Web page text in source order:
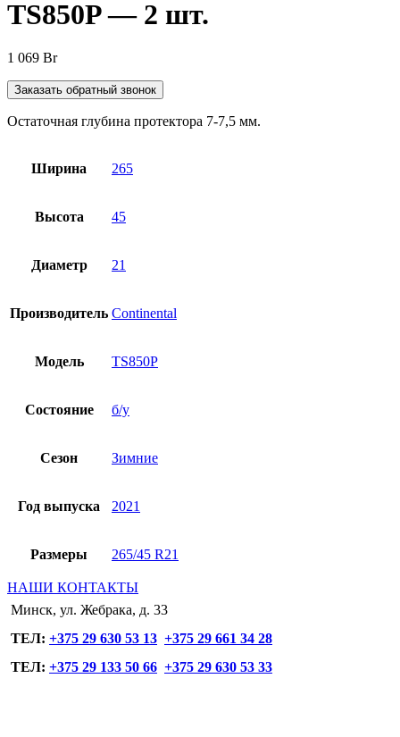
TS850P — 2 шт.
1 069 Br
Заказать обратный звонок
Остаточная глубина протектора 7-7,5 мм.
Ширина 265
Высота 45
Диаметр 21
Производитель Continental
Модель TS850P
Состояние б/у
Сезон Зимние
Год выпуска 2021
Размеры 265/45 R21
НАШИ КОНТАКТЫ
Минск, ул. Жебрака, д. 33
ТЕЛ: +375 29 630 53 13 +375 29 661 34 28
ТЕЛ: +375 29 133 50 66 +375 29 630 53 33